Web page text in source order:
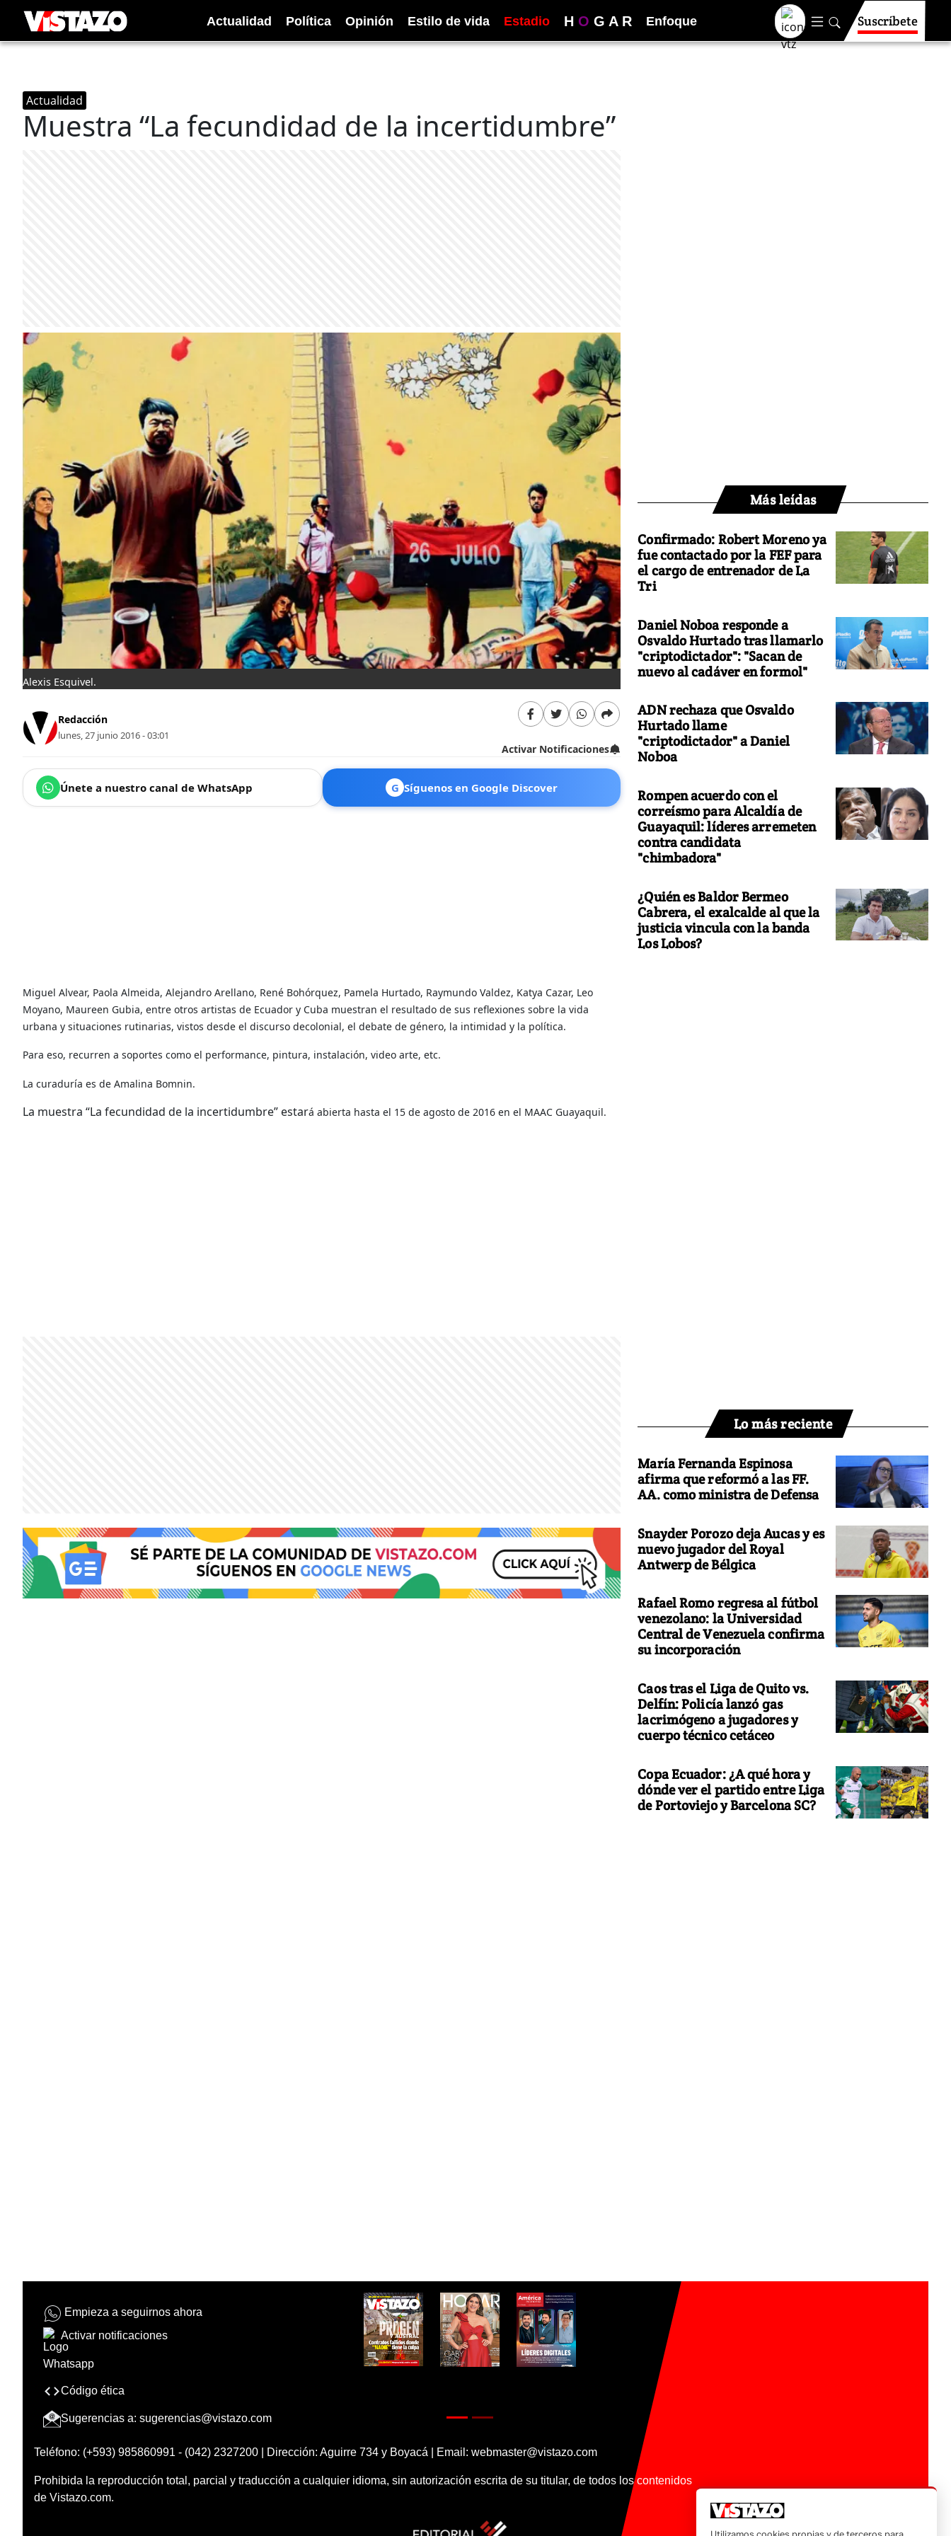
Actualidad Política Opinión Estilo de vida Estadio H O G A R Enfoque Suscríbete
Actualidad
Muestra “La fecundidad de la incertidumbre”
Alexis Esquivel.
Redacción
lunes, 27 junio 2016 - 03:01
Activar Notificaciones
Únete a nuestro canal de WhatsApp G Síguenos en Google Discover
Miguel Alvear, Paola Almeida, Alejandro Arellano, René Bohórquez, Pamela Hurtado, Raymundo Valdez, Katya Cazar, Leo
Moyano, Maureen Gubia, entre otros artistas de Ecuador y Cuba muestran el resultado de sus reflexiones sobre la vida
urbana y situaciones rutinarias, vistos desde el discurso decolonial, el debate de género, la intimidad y la política.
Para eso, recurren a soportes como el performance, pintura, instalación, video arte, etc.
La curaduría es de Amalina Bomnin.
La muestra “La fecundidad de la incertidumbre” estará abierta hasta el 15 de agosto de 2016 en el MAAC Guayaquil.
Más leídas
Confirmado: Robert Moreno ya
fue contactado por la FEF para
el cargo de entrenador de La
Tri
Daniel Noboa responde a
Osvaldo Hurtado tras llamarlo
"criptodictador": "Sacan de
nuevo al cadáver en formol"
ADN rechaza que Osvaldo
Hurtado llame
"criptodictador" a Daniel
Noboa
Rompen acuerdo con el
correísmo para Alcaldía de
Guayaquil: líderes arremeten
contra candidata
"chimbadora"
¿Quién es Baldor Bermeo
Cabrera, el exalcalde al que la
justicia vincula con la banda
Los Lobos?
Lo más reciente
María Fernanda Espinosa
afirma que reformó a las FF.
AA. como ministra de Defensa
Snayder Porozo deja Aucas y es
nuevo jugador del Royal
Antwerp de Bélgica
Rafael Romo regresa al fútbol
venezolano: la Universidad
Central de Venezuela confirma
su incorporación
Caos tras el Liga de Quito vs.
Delfín: Policía lanzó gas
lacrimógeno a jugadores y
cuerpo técnico cetáceo
Copa Ecuador: ¿A qué hora y
dónde ver el partido entre Liga
de Portoviejo y Barcelona SC?
Empieza a seguirnos ahora
Activar notificaciones
Código ética
Sugerencias a: sugerencias@vistazo.com
Teléfono: (+593) 985860991 - (042) 2327200 | Dirección: Aguirre 734 y Boyacá | Email: webmaster@vistazo.com
Prohibida la reproducción total, parcial y traducción a cualquier idioma, sin autorización escrita de su titular, de todos los contenidos
de Vistazo.com.